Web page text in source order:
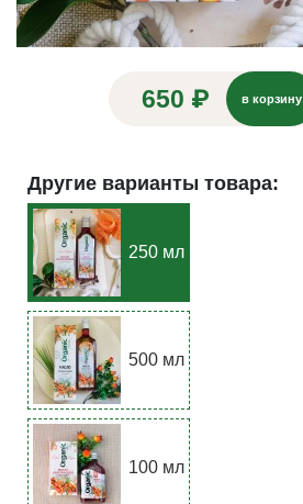
650 ₽ в корзину
Другие варианты товара:
250 мл
500 мл
100 мл